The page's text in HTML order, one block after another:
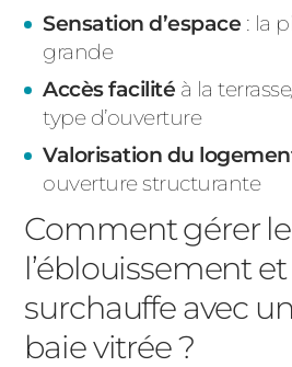
Sensation d’espace : la
grande
Accès facilité à la
type d’ouverture
Valorisation du
ouverture structurante
Comment gérer le
l’éblouissement et
surchauffe avec
baie vitrée ?